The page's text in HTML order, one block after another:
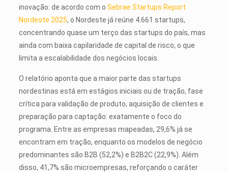
inovação: de acordo com o Sebrae Startups Report
Nordeste 2025, o Nordeste já reúne 4.661 startups,
concentrando quase um terço das startups do país, mas
ainda com baixa capilaridade de capital de risco, o que
limita a escalabilidade dos negócios locais.
O relatório aponta que a maior parte das startups
nordestinas está em estágios iniciais ou de tração, fase
crítica para validação de produto, aquisição de clientes e
preparação para captação: exatamente o foco do
programa. Entre as empresas mapeadas, 29,6% já se
encontram em tração, enquanto os modelos de negócio
predominantes são B2B (52,2%) e B2B2C (22,9%). Além
disso, 41,7% são microempresas, reforçando o caráter